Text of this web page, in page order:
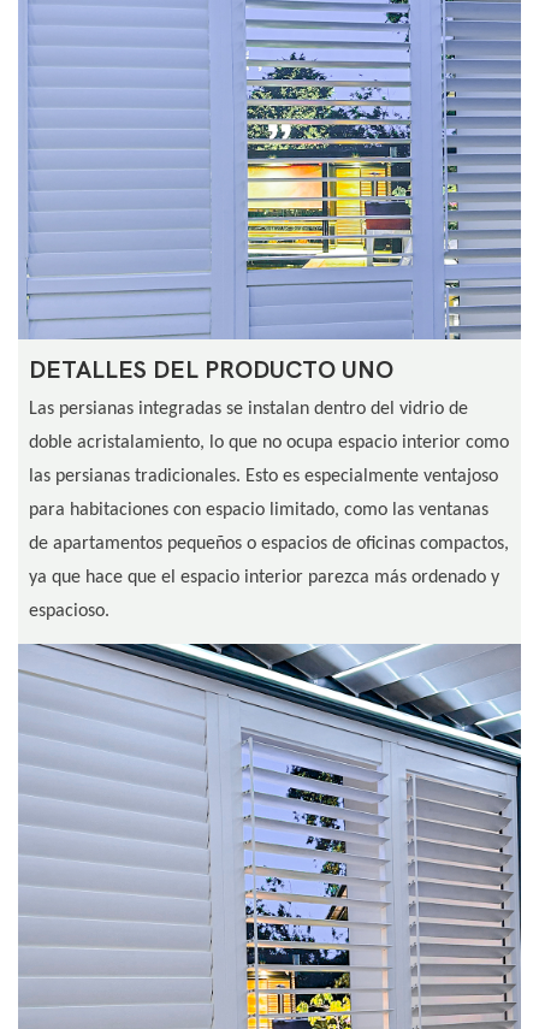
DETALLES DEL PRODUCTO UNO
Las persianas integradas se instalan dentro del vidrio de
doble acristalamiento, lo que no ocupa espacio interior como
las persianas tradicionales. Esto es especialmente ventajoso
para habitaciones con espacio limitado, como las ventanas
de apartamentos pequeños o espacios de oficinas compactos,
ya que hace que el espacio interior parezca más ordenado y
espacioso.